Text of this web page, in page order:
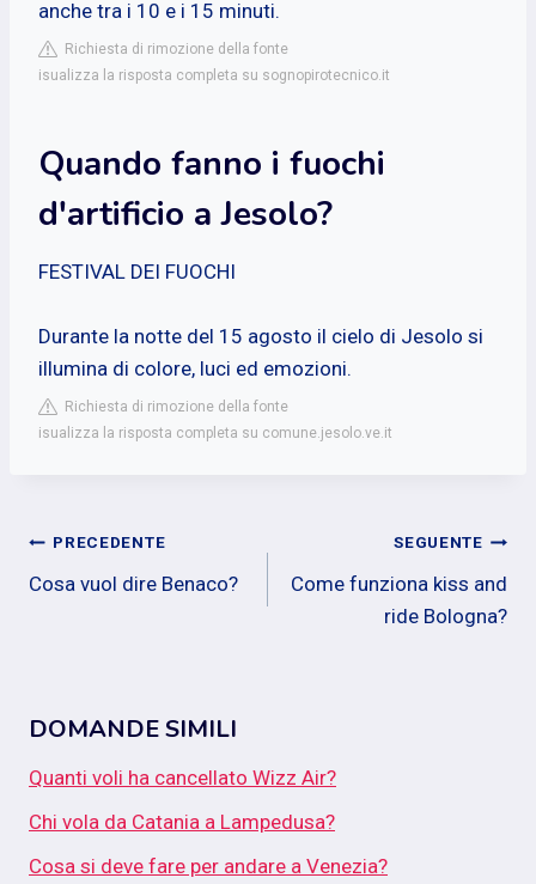
anche tra i 10 e i 15 minuti.
Richiesta di rimozione della fonte
isualizza la risposta completa su sognopirotecnico.it
Quando fanno i fuochi
d'artificio a Jesolo?
FESTIVAL DEI FUOCHI
Durante la notte del 15 agosto il cielo di Jesolo si
illumina di colore, luci ed emozioni.
Richiesta di rimozione della fonte
isualizza la risposta completa su comune.jesolo.ve.it
Navigazione
articoli
PRECEDENTE
Cosa vuol dire Benaco?
SEGUENTE
Come funziona kiss and
ride Bologna?
DOMANDE SIMILI
Quanti voli ha cancellato Wizz Air?
Chi vola da Catania a Lampedusa?
Cosa si deve fare per andare a Venezia?